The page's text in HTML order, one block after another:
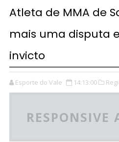
Atleta de MMA de
mais uma disputa
invicto
Esporte do Vale 14:13:00
RESPONSIVE